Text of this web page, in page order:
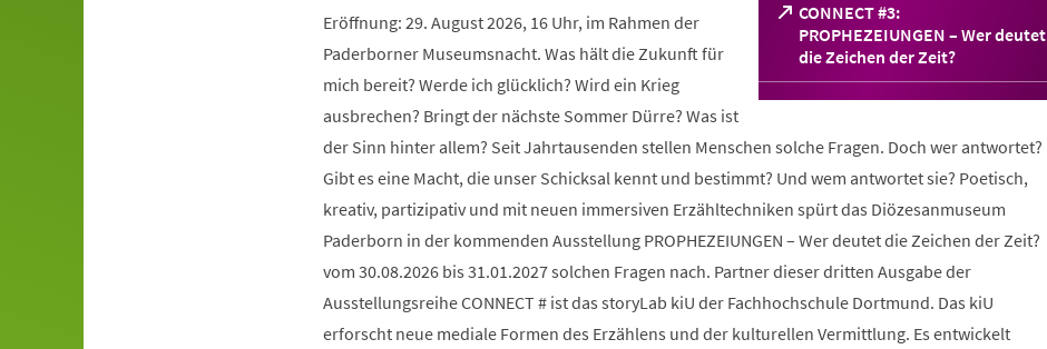
CONNECT #3:
PROPHEZEIUNGEN – Wer deutet
die Zeichen der Zeit?
(Öffnet
in
einem
Tab)
Eröffnung: 29. August 2026, 16 Uhr, im Rahmen der
Paderborner Museumsnacht. Was hält die Zukunft für
mich bereit? Werde ich glücklich? Wird ein Krieg
ausbrechen? Bringt der nächste Sommer Dürre? Was ist
der Sinn hinter allem? Seit Jahrtausenden stellen Menschen solche Fragen. Doch wer antwortet?
Gibt es eine Macht, die unser Schicksal kennt und bestimmt? Und wem antwortet sie? Poetisch,
kreativ, partizipativ und mit neuen immersiven Erzähltechniken spürt das Diözesanmuseum
Paderborn in der kommenden Ausstellung PROPHEZEIUNGEN – Wer deutet die Zeichen der Zeit?
vom 30.08.2026 bis 31.01.2027 solchen Fragen nach. Partner dieser dritten Ausgabe der
Ausstellungsreihe CONNECT # ist das storyLab kiU der Fachhochschule Dortmund. Das kiU
erforscht neue mediale Formen des Erzählens und der kulturellen Vermittlung. Es entwickelt